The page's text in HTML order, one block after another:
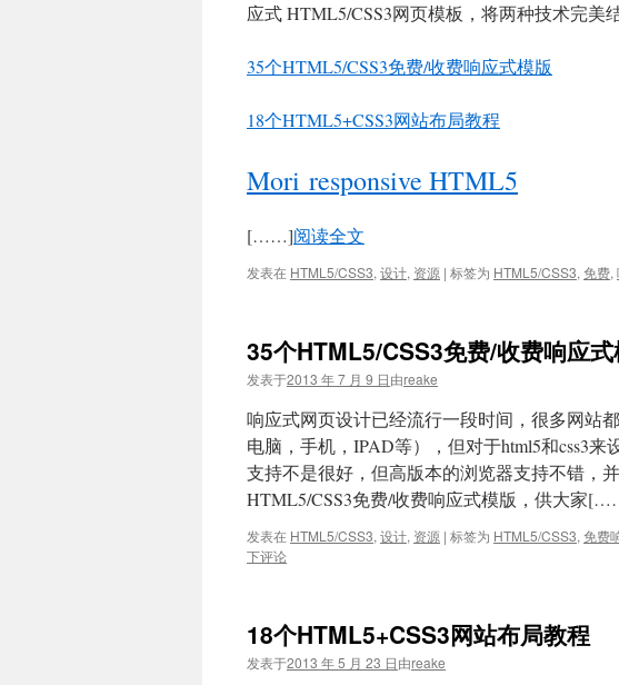
应式 HTML5/CSS3网页模板，将两种技术完美结
35个HTML5/CSS3免费/收费响应式模版
18个HTML5+CSS3网站布局教程
Mori responsive HTML5
[……]阅读全文
发表在 HTML5/CSS3, 设计, 资源 | 标签为 HTML5/CSS3, 免费,
35个HTML5/CSS3免费/收费响应式
发表于2013 年 7 月 9 日由reake
响应式网页设计已经流行一段时间，很多网站
电脑，手机，IPAD等），但对于html5和css3
支持不是很好，但高版本的浏览器支持不错，
HTML5/CSS3免费/收费响应式模版，供大家
发表在 HTML5/CSS3, 设计, 资源 | 标签为 HTML5/CSS3, 免费
下评论
18个HTML5+CSS3网站布局教程
发表于2013 年 5 月 23 日由reake